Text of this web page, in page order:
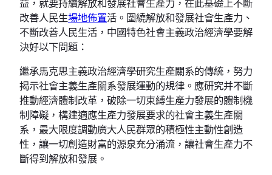
改善人民生場地佈置活。圍繞解放和發展社會生產力、
不斷改善人民生活，中國特色社會主義政治經濟學要解
決好以下問題：
繼承馬克思主義政治經濟學研究生產關系的傳統，努力
揭示社會主義生產關系發展運動的規律。應研究并不斷
推動經濟體制改革，破除一切束縛生產力發展的體制機
制障礙，構建適應生產力發展要求的社會主義生產關
系，最大限度調動廣大人民群眾的積極性主動性創造
性，讓一切創造財富的源泉充分涌流，讓社會生產力不
斷得到解放和發展。